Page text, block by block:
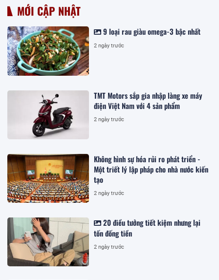
MỚI CẬP NHẬT
9 loại rau giàu omega-3 bậc nhất
2 ngày trước
TMT Motors sắp gia nhập làng xe máy
điện Việt Nam với 4 sản phẩm
2 ngày trước
Không hình sự hóa rủi ro phát triển -
Một triết lý lập pháp cho nhà nước kiến
tạo
2 ngày trước
20 điều tưởng tiết kiệm nhưng lại
tốn đống tiền
2 ngày trước